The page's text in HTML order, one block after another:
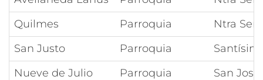
Quilmes
Parroquia
Ntra
San Justo
Parroquia
Nueve de Julio
Parroquia
San José